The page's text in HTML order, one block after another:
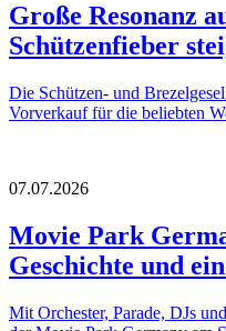
Große Resonanz
Schützenfieber
Die Schützen- und
Vorverkauf für die beliebten
07.07.2026
Movie Park
Geschichte und
Mit Orchester, Parade, DJs